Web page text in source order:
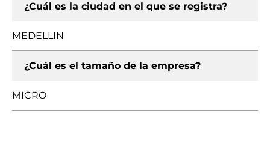
¿Cuál es la ciudad en el que se registra?
MEDELLIN
¿Cuál es el tamaño de la empresa?
MICRO